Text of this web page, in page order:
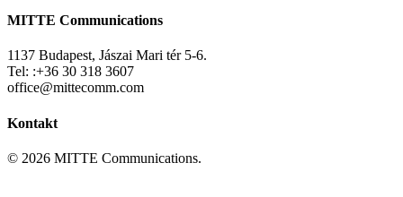
MITTE Communications
1137 Budapest, Jászai Mari tér 5-6.
Tel: :+36 30 318 3607
office@mittecomm.com
Kontakt
© 2026 MITTE Communications.